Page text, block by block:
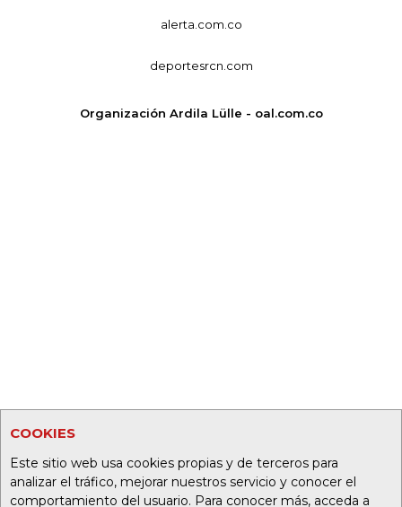
COOKIES
Este sitio web usa cookies propias y de terceros para
analizar el tráfico, mejorar nuestros servicio y conocer el
comportamiento del usuario. Para conocer más, acceda a
alerta.com.co
deportesrcn.com
Organización Ardila Lülle - oal.com.co